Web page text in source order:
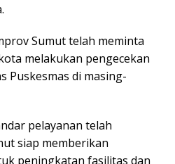
Sumut telah meminta
melakukan pengecekan
Puskesmas di masing-
pelayanan telah
siap memberikan
peningkatan fasilitas dan